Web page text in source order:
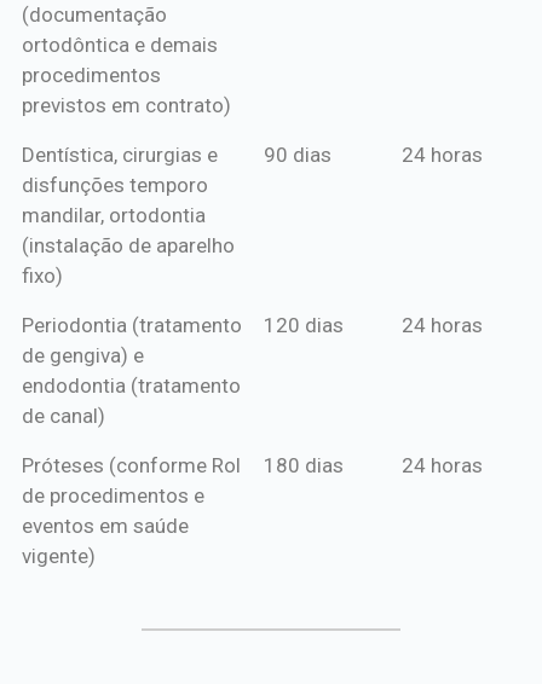
(documentação
ortodôntica e demais
procedimentos
previstos em contrato)
Dentística, cirurgias e
disfunções temporo
mandilar, ortodontia
(instalação de aparelho
fixo)
90 dias 24 horas
Periodontia (tratamento
de gengiva) e
endodontia (tratamento
de canal)
120 dias 24 horas
Próteses (conforme Rol
de procedimentos e
eventos em saúde
vigente)
180 dias 24 horas